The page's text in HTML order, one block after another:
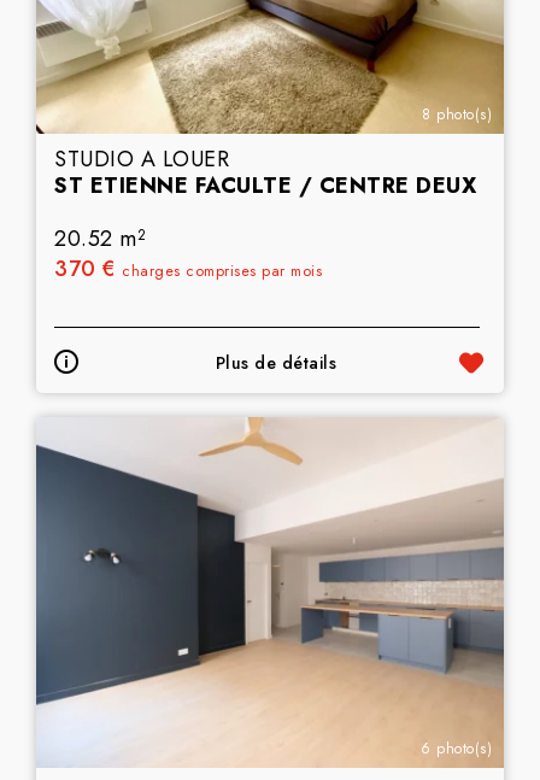
8 photo(s)
STUDIO A LOUER
ST ETIENNE FACULTE / CENTRE DEUX
20.52 m2
370 € charges comprises par mois
Plus de détails
6 photo(s)